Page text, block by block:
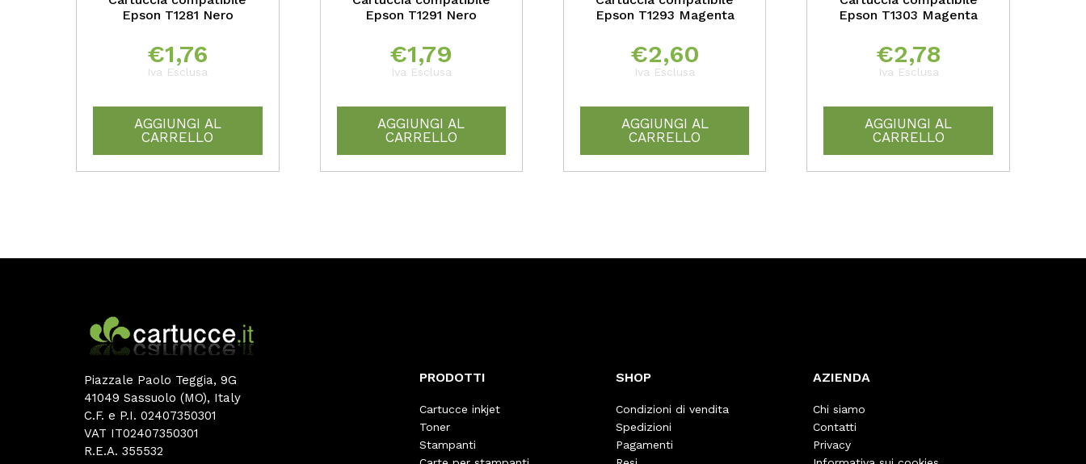
Epson T1281 Nero
€1,76
Iva Esclusa
AGGIUNGI AL
CARRELLO
Epson T1291 Nero
€1,79
Iva Esclusa
AGGIUNGI AL
CARRELLO
Epson T1293 Magenta
€2,60
Iva Esclusa
AGGIUNGI AL
CARRELLO
Epson T1303 Magenta
€2,78
Iva Esclusa
AGGIUNGI AL
CARRELLO
Piazzale Paolo Teggia, 9G
41049 Sassuolo (MO), Italy
C.F. e P.I. 02407350301
VAT IT02407350301
R.E.A. 355532
PRODOTTI
Cartucce inkjet
Toner
Stampanti
SHOP
Condizioni di vendita
Spedizioni
Pagamenti
AZIENDA
Chi siamo
Contatti
Privacy